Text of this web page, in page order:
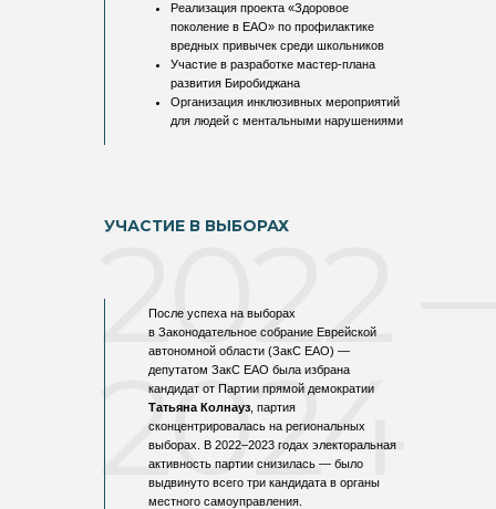
2022
2024
УЧАСТИЕ В ВЫБОРАХ
После успеха на выборах
в Законодательное собрание Еврейской
автономной области (ЗакС ЕАО) —
депутатом ЗакС ЕАО была избрана
кандидат от Партии прямой демократии
Татьяна Колнауз , партия
сконцентрировалась на региональных
выборах. В 2022–2023 годах электоральная
активность партии снизилась — было
выдвинуто всего три кандидата в органы
местного самоуправления.
Реализация проекта «Здоровое
поколение в ЕАО» по профилактике
вредных привычек среди школьников
Участие в разработке мастер-плана
развития Биробиджана
Организация инклюзивных мероприятий
для людей с ментальными нарушениями